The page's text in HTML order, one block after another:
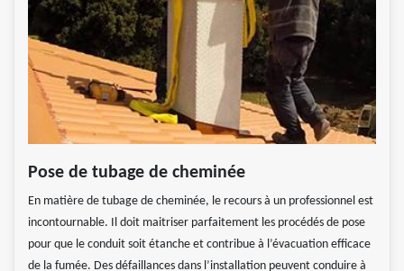
Pose de tubage de cheminée
En matière de tubage de cheminée, le recours à un professionnel est
incontournable. Il doit maitriser parfaitement les procédés de pose
pour que le conduit soit étanche et contribue à l’évacuation efficace
de la fumée. Des défaillances dans l’installation peuvent conduire à